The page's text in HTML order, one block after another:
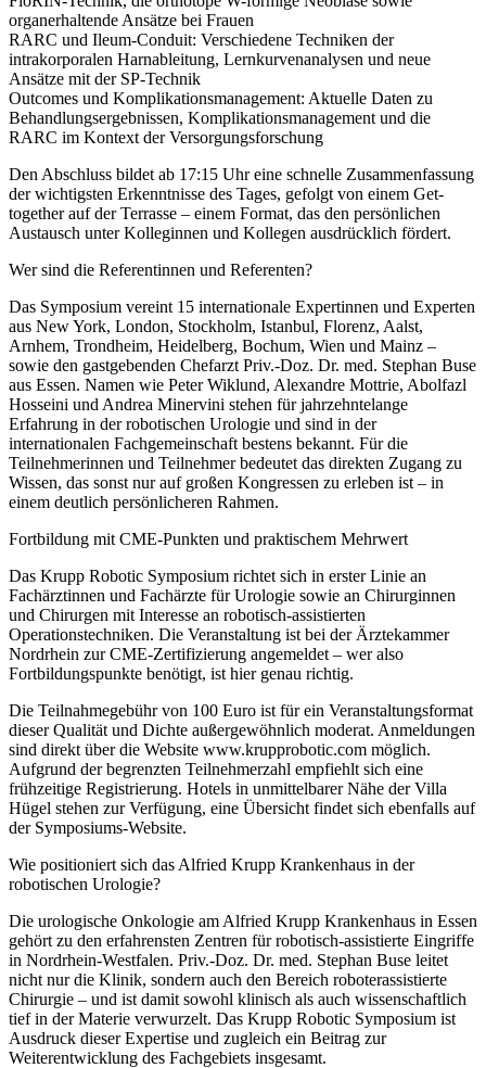
organerhaltende Ansätze bei Frauen
RARC und Ileum-Conduit: Verschiedene Techniken der
intrakorporalen Harnableitung, Lernkurvenanalysen und neue
Ansätze mit der SP-Technik
Outcomes und Komplikationsmanagement: Aktuelle Daten zu
Behandlungsergebnissen, Komplikationsmanagement und die
RARC im Kontext der Versorgungsforschung
Den Abschluss bildet ab 17:15 Uhr eine schnelle Zusammenfassung
der wichtigsten Erkenntnisse des Tages, gefolgt von einem Get-
together auf der Terrasse – einem Format, das den persönlichen
Austausch unter Kolleginnen und Kollegen ausdrücklich fördert.
Wer sind die Referentinnen und Referenten?
Das Symposium vereint 15 internationale Expertinnen und Experten
aus New York, London, Stockholm, Istanbul, Florenz, Aalst,
Arnhem, Trondheim, Heidelberg, Bochum, Wien und Mainz –
sowie den gastgebenden Chefarzt Priv.-Doz. Dr. med. Stephan Buse
aus Essen. Namen wie Peter Wiklund, Alexandre Mottrie, Abolfazl
Hosseini und Andrea Minervini stehen für jahrzehntelange
Erfahrung in der robotischen Urologie und sind in der
internationalen Fachgemeinschaft bestens bekannt. Für die
Teilnehmerinnen und Teilnehmer bedeutet das direkten Zugang zu
Wissen, das sonst nur auf großen Kongressen zu erleben ist – in
einem deutlich persönlicheren Rahmen.
Fortbildung mit CME-Punkten und praktischem Mehrwert
Das Krupp Robotic Symposium richtet sich in erster Linie an
Fachärztinnen und Fachärzte für Urologie sowie an Chirurginnen
und Chirurgen mit Interesse an robotisch-assistierten
Operationstechniken. Die Veranstaltung ist bei der Ärztekammer
Nordrhein zur CME-Zertifizierung angemeldet – wer also
Fortbildungspunkte benötigt, ist hier genau richtig.
Die Teilnahmegebühr von 100 Euro ist für ein Veranstaltungsformat
dieser Qualität und Dichte außergewöhnlich moderat. Anmeldungen
sind direkt über die Website www.krupprobotic.com möglich.
Aufgrund der begrenzten Teilnehmerzahl empfiehlt sich eine
frühzeitige Registrierung. Hotels in unmittelbarer Nähe der Villa
Hügel stehen zur Verfügung, eine Übersicht findet sich ebenfalls auf
der Symposiums-Website.
Wie positioniert sich das Alfried Krupp Krankenhaus in der
robotischen Urologie?
Die urologische Onkologie am Alfried Krupp Krankenhaus in Essen
gehört zu den erfahrensten Zentren für robotisch-assistierte Eingriffe
in Nordrhein-Westfalen. Priv.-Doz. Dr. med. Stephan Buse leitet
nicht nur die Klinik, sondern auch den Bereich roboterassistierte
Chirurgie – und ist damit sowohl klinisch als auch wissenschaftlich
tief in der Materie verwurzelt. Das Krupp Robotic Symposium ist
Ausdruck dieser Expertise und zugleich ein Beitrag zur
Weiterentwicklung des Fachgebiets insgesamt.